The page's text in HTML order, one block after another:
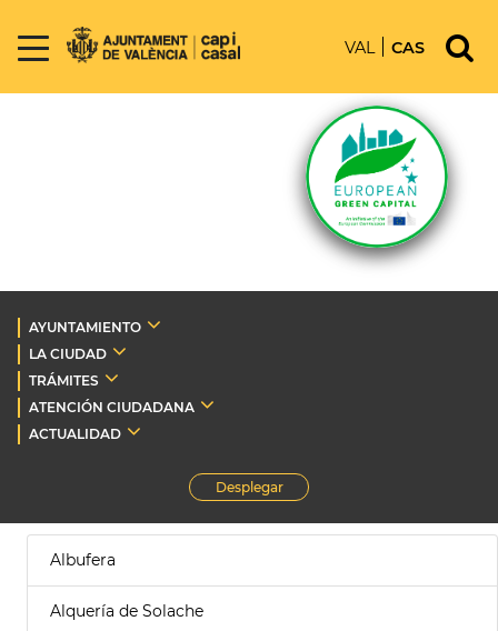
VAL CAS
AYUNTAMIENTO
LA CIUDAD
TRÁMITES
ATENCIÓN CIUDADANA
ACTUALIDAD
Desplegar
Albufera
Alquería de Solache